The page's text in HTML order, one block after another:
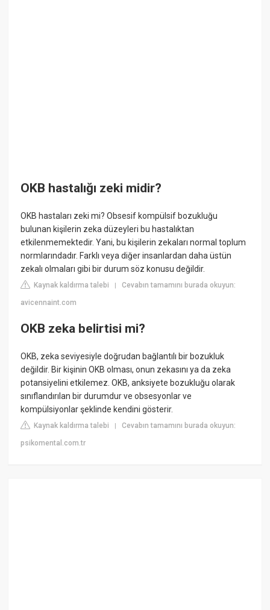
OKB hastalığı zeki midir?
OKB hastaları zeki mi? Obsesif kompülsif bozukluğu
bulunan kişilerin zeka düzeyleri bu hastalıktan
etkilenmemektedir. Yani, bu kişilerin zekaları normal toplum
normlarındadır. Farklı veya diğer insanlardan daha üstün
zekalı olmaları gibi bir durum söz konusu değildir.
Kaynak kaldırma talebi |Cevabın tamamını burada okuyun:
avicennaint.com
OKB zeka belirtisi mi?
OKB, zeka seviyesiyle doğrudan bağlantılı bir bozukluk
değildir. Bir kişinin OKB olması, onun zekasını ya da zeka
potansiyelini etkilemez. OKB, anksiyete bozukluğu olarak
sınıflandırılan bir durumdur ve obsesyonlar ve
kompülsiyonlar şeklinde kendini gösterir.
Kaynak kaldırma talebi |Cevabın tamamını burada okuyun:
psikomental.com.tr